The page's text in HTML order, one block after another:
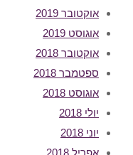
אוקטובר 2019
אוגוסט 2019
אוקטובר 2018
ספטמבר 2018
אוגוסט 2018
יולי 2018
יוני 2018
אפריל 2018